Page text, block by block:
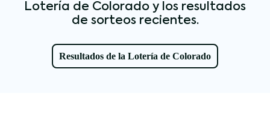
Lotería de Colorado y los resultados
de sorteos recientes.
Resultados de la Lotería de Colorado